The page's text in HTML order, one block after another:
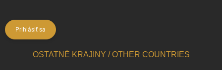
Prihlásiť sa
OSTATNÉ KRAJINY / OTHER COUNTRIES